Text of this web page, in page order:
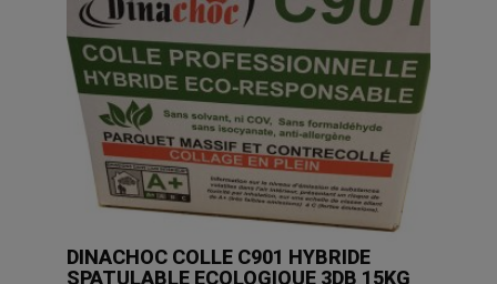
DINACHOC COLLE C901 HYBRIDE
SPATULABLE ECOLOGIQUE 3DB 15KG